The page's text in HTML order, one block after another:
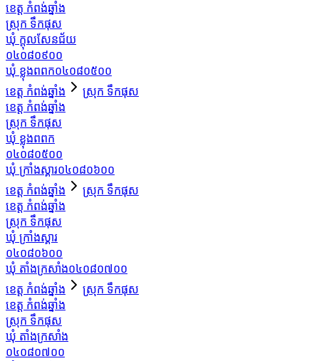
ខេត្ត កំពង់ឆ្នាំង
ស្រុក ទឹកផុស
ឃុំ ក្តុលសែនជ័យ
០៤០៨០៩០០
ឃុំ ខ្លុងពពក០៤០៨០៥០០
ខេត្ត កំពង់ឆ្នាំង
ស្រុក ទឹកផុស
ខេត្ត កំពង់ឆ្នាំង
ស្រុក ទឹកផុស
ឃុំ ខ្លុងពពក
០៤០៨០៥០០
ឃុំ ក្រាំងស្គារ០៤០៨០៦០០
ខេត្ត កំពង់ឆ្នាំង
ស្រុក ទឹកផុស
ខេត្ត កំពង់ឆ្នាំង
ស្រុក ទឹកផុស
ឃុំ ក្រាំងស្គារ
០៤០៨០៦០០
ឃុំ តាំងក្រសាំង០៤០៨០៧០០
ខេត្ត កំពង់ឆ្នាំង
ស្រុក ទឹកផុស
ខេត្ត កំពង់ឆ្នាំង
ស្រុក ទឹកផុស
ឃុំ តាំងក្រសាំង
០៤០៨០៧០០